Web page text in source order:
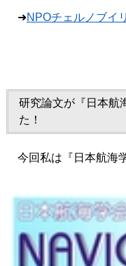
➜NPOチェルノブイ
研究論文が『日本航
た！
今回私は『日本航海